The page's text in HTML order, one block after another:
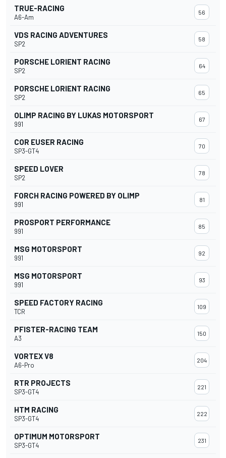
TRUE-RACING
A6-Am
56
VDS RACING ADVENTURES
SP2
58
PORSCHE LORIENT RACING
SP2
64
PORSCHE LORIENT RACING
SP2
65
OLIMP RACING BY LUKAS MOTORSPORT
991
67
COR EUSER RACING
SP3-GT4
70
SPEED LOVER
SP2
78
FORCH RACING POWERED BY OLIMP
991
81
PROSPORT PERFORMANCE
991
85
MSG MOTORSPORT
991
92
MSG MOTORSPORT
991
93
SPEED FACTORY RACING
TCR
109
PFISTER-RACING TEAM
A3
150
VORTEX V8
A6-Pro
204
RTR PROJECTS
SP3-GT4
221
HTM RACING
SP3-GT4
222
OPTIMUM MOTORSPORT
SP3-GT4
231